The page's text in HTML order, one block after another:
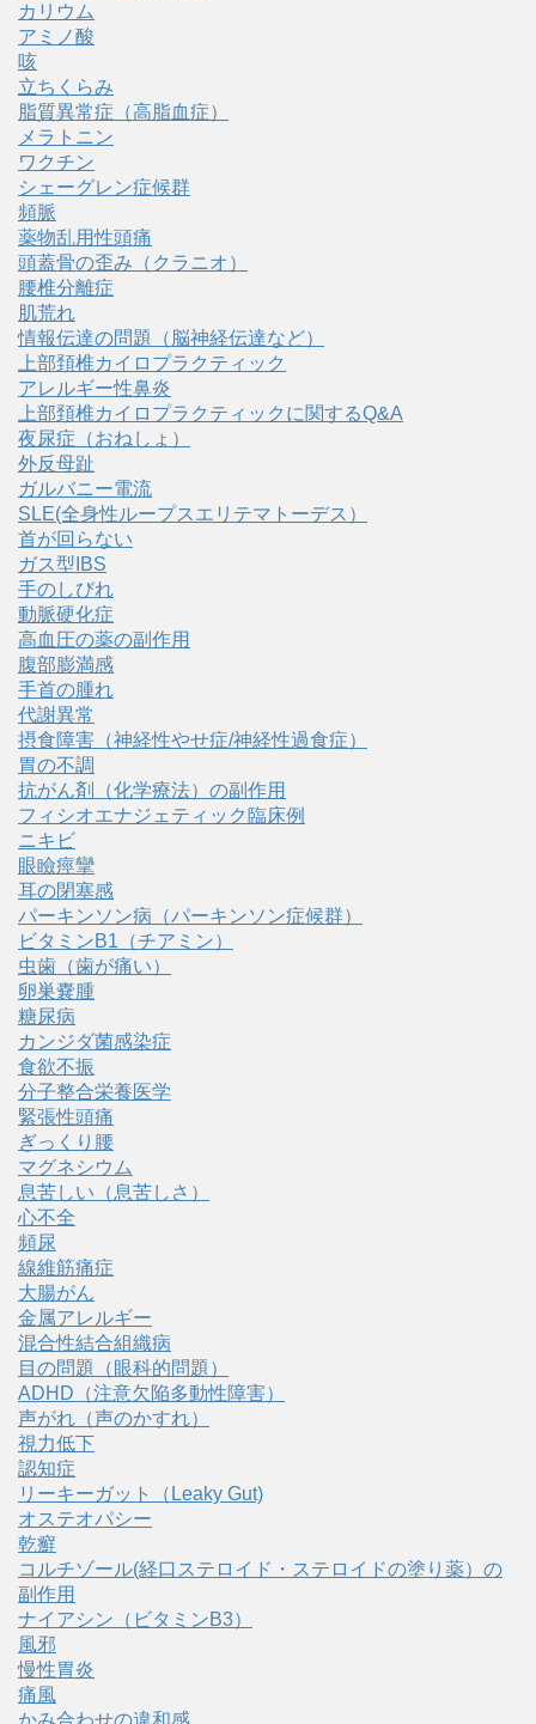
カリウム
アミノ酸
咳
立ちくらみ
脂質異常症（高脂血症）
メラトニン
ワクチン
シェーグレン症候群
頻脈
薬物乱用性頭痛
頭蓋骨の歪み（クラニオ）
腰椎分離症
肌荒れ
情報伝達の問題（脳神経伝達など）
上部頚椎カイロプラクティック
アレルギー性鼻炎
上部頚椎カイロプラクティックに関するQ&A
夜尿症（おねしょ）
外反母趾
ガルバニー電流
SLE(全身性ループスエリテマトーデス）
首が回らない
ガス型IBS
手のしびれ
動脈硬化症
高血圧の薬の副作用
腹部膨満感
手首の腫れ
代謝異常
摂食障害（神経性やせ症/神経性過食症）
胃の不調
抗がん剤（化学療法）の副作用
フィシオエナジェティック臨床例
ニキビ
眼瞼痙攣
耳の閉塞感
パーキンソン病（パーキンソン症候群）
ビタミンB1（チアミン）
虫歯（歯が痛い）
卵巣嚢腫
糖尿病
カンジダ菌感染症
食欲不振
分子整合栄養医学
緊張性頭痛
ぎっくり腰
マグネシウム
息苦しい（息苦しさ）
心不全
頻尿
線維筋痛症
大腸がん
金属アレルギー
混合性結合組織病
目の問題（眼科的問題）
ADHD（注意欠陥多動性障害）
声がれ（声のかすれ）
視力低下
認知症
リーキーガット（Leaky Gut)
オステオパシー
乾癬
コルチゾール(経口ステロイド・ステロイドの塗り薬）の
副作用
ナイアシン（ビタミンB3）
風邪
慢性胃炎
痛風